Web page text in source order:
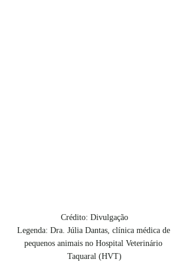
Crédito: Divulgação
Legenda: Dra. Júlia Dantas, clínica médica de
pequenos animais no Hospital Veterinário
Taquaral (HVT)